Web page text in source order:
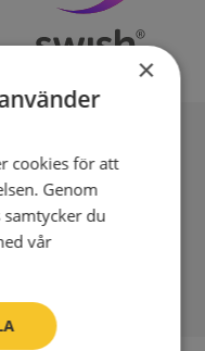
×
cookies för att
Genom
du
vår